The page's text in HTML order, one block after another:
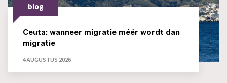
blog
Ceuta: wanneer migratie méér wordt dan
migratie
4 AUGUSTUS 2026